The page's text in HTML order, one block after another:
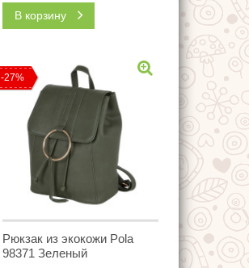
В корзину
-27%
Рюкзак из экокожи Pola
98371 Зеленый